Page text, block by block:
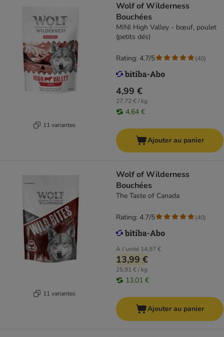
11 variantes
Wolf of Wilderness
Bouchées
MINI High Valley - bœuf, poulet
(petits dés)
4,99 €
27,72 € / kg
4,64 €
Rating: 4.7/5 (40)
Ajouter au panier
11 variantes
Wolf of Wilderness
Bouchées
The Taste of Canada
À l'unité 14,97 €
13,99 €
25,91 € / kg
13,01 €
Rating: 4.7/5 (40)
Ajouter au panier